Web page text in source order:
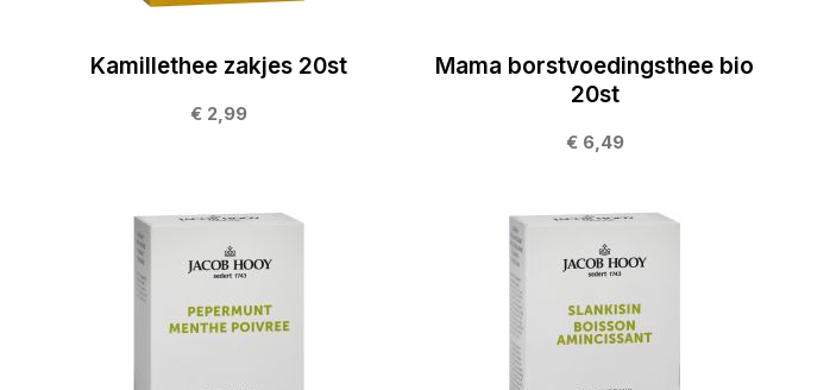
Kamillethee zakjes 20st
€ 2,99
Mama borstvoedingsthee bio
20st
€ 6,49